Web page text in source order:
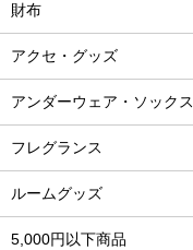
財布
アクセ・グッズ
アンダーウェア・ソックス
フレグランス
ルームグッズ
5,000円以下商品